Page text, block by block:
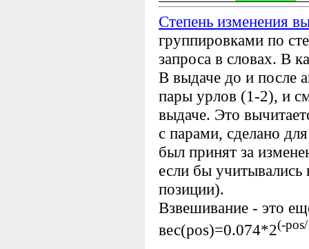
Степень изменения
группировками по
запроса в словах. В
В выдаче до и после
пары урлов (1-2), и
выдаче. Это
с парами, сделано
был принят за
если бы
позиции).
Взвешивание - это
вес(pos)=0.074*2(-